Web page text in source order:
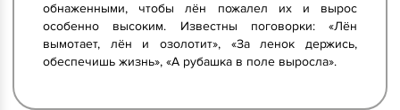
обнаженными, чтобы лён пожалел их и вырос
особенно высоким. Известны поговорки: «Лён
вымотает, лён и озолотит», «За ленок держись,
обеспечишь жизнь», «А рубашка в поле выросла».